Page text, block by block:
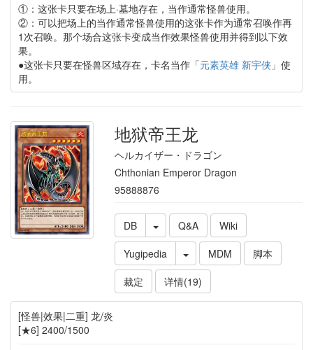
①：这张卡只要在场上·墓地存在，当作通常怪兽使用。
②：可以把场上的当作通常怪兽使用的这张卡作为通常召唤作再
1次召唤。那个场合这张卡变成当作效果怪兽使用并得到以下效
果。
●这张卡只要在怪兽区域存在，卡名当作「元素英雄 新宇侠」使
用。
地狱帝王龙
ヘルカイザー・ドラゴン
Chthonian Emperor Dragon
95888876
DB Q&A
Wiki
Yugipedia
MDM
脚本
裁定
详情(19)
[怪兽|效果|二重] 龙/炎
[★6] 2400/1500